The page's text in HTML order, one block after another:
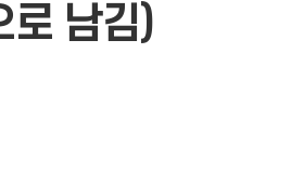
로 남김)